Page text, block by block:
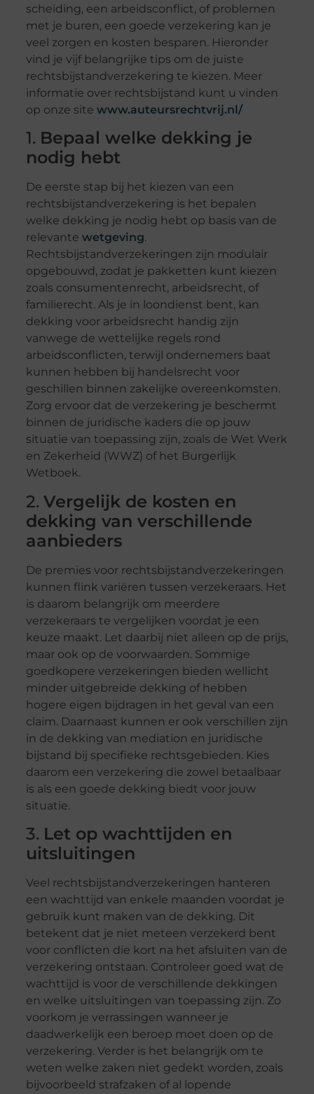
scheiding, een arbeidsconflict, of problemen
met je buren, een goede verzekering kan je
veel zorgen en kosten besparen. Hieronder
vind je vijf belangrijke tips om de juiste
rechtsbijstandverzekering te kiezen. Meer
informatie over rechtsbijstand kunt u vinden
op onze site www.auteursrechtvrij.nl/
1. Bepaal welke dekking je
nodig hebt
De eerste stap bij het kiezen van een
rechtsbijstandverzekering is het bepalen
welke dekking je nodig hebt op basis van de
relevante wetgeving.
Rechtsbijstandverzekeringen zijn modulair
opgebouwd, zodat je pakketten kunt kiezen
zoals consumentenrecht, arbeidsrecht, of
familierecht. Als je in loondienst bent, kan
dekking voor arbeidsrecht handig zijn
vanwege de wettelijke regels rond
arbeidsconflicten, terwijl ondernemers baat
kunnen hebben bij handelsrecht voor
geschillen binnen zakelijke overeenkomsten.
Zorg ervoor dat de verzekering je beschermt
binnen de juridische kaders die op jouw
situatie van toepassing zijn, zoals de Wet Werk
en Zekerheid (WWZ) of het Burgerlijk
Wetboek.
2. Vergelijk de kosten en
dekking van verschillende
aanbieders
De premies voor rechtsbijstandverzekeringen
kunnen flink variëren tussen verzekeraars. Het
is daarom belangrijk om meerdere
verzekeraars te vergelijken voordat je een
keuze maakt. Let daarbij niet alleen op de prijs,
maar ook op de voorwaarden. Sommige
goedkopere verzekeringen bieden wellicht
minder uitgebreide dekking of hebben
hogere eigen bijdragen in het geval van een
claim. Daarnaast kunnen er ook verschillen zijn
in de dekking van mediation en juridische
bijstand bij specifieke rechtsgebieden. Kies
daarom een verzekering die zowel betaalbaar
is als een goede dekking biedt voor jouw
situatie.
3. Let op wachttijden en
uitsluitingen
Veel rechtsbijstandverzekeringen hanteren
een wachttijd van enkele maanden voordat je
gebruik kunt maken van de dekking. Dit
betekent dat je niet meteen verzekerd bent
voor conflicten die kort na het afsluiten van de
verzekering ontstaan. Controleer goed wat de
wachttijd is voor de verschillende dekkingen
en welke uitsluitingen van toepassing zijn. Zo
voorkom je verrassingen wanneer je
daadwerkelijk een beroep moet doen op de
verzekering. Verder is het belangrijk om te
weten welke zaken niet gedekt worden, zoals
bijvoorbeeld strafzaken of al lopende